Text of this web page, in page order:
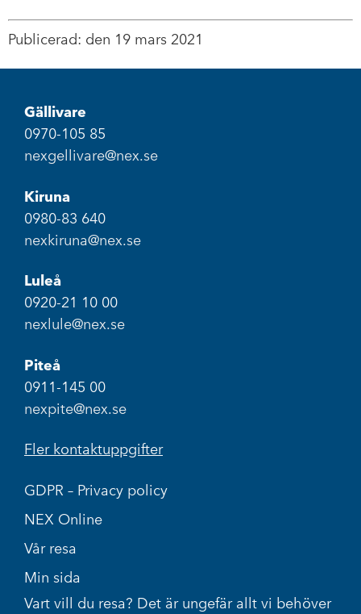
Publicerad: den 19 mars 2021
Gällivare
0970-105 85
nexgellivare@nex.se
Kiruna
0980-83 640
nexkiruna@nex.se
Luleå
0920-21 10 00
nexlule@nex.se
Piteå
0911-145 00
nexpite@nex.se
Fler kontaktuppgifter
GDPR – Privacy policy
NEX Online
Vår resa
Min sida
Vart vill du resa? Det är ungefär allt vi behöver